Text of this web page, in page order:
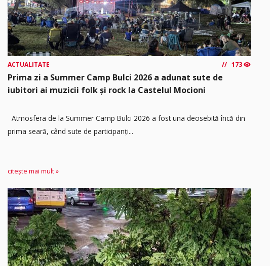
ACTUALITATE 173
Prima zi a Summer Camp Bulci 2026 a adunat sute de
iubitori ai muzicii folk și rock la Castelul Mocioni
Atmosfera de la Summer Camp Bulci 2026 a fost una deosebită încă din
prima seară, când sute de participanți...
citește mai mult »